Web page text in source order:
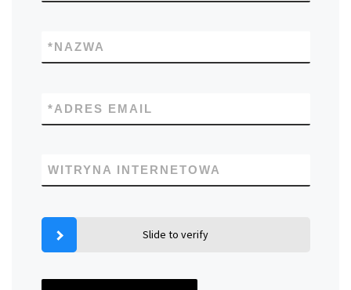
NAZWA
*
ADRES EMAIL
*
WITRYNA INTERNETOWA
Slide to verify